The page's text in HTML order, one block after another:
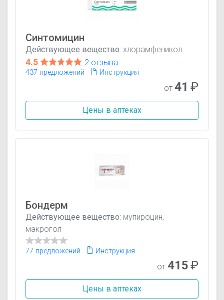
Синтомицин
Действующее вещество: хлорамфеникол
4.5 2 отзыва
437 предложений Инструкция
от 41 ₽
Цены в аптеках
Бондерм
Действующее вещество: мупироцин,
макрогол
77 предложений Инструкция
от 415₽
Цены в аптеках